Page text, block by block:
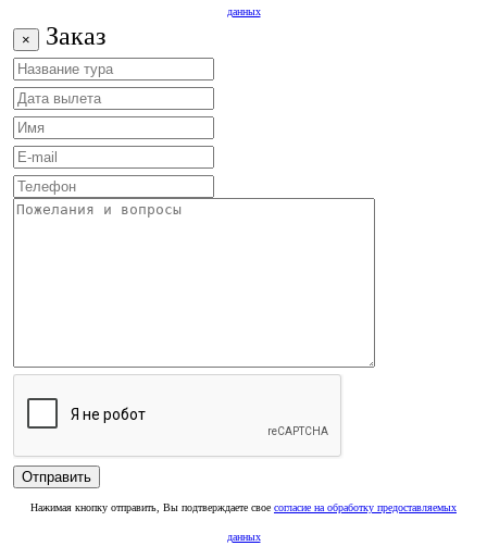
данных
× Заказ
Нажимая кнопку отправить, Вы подтверждаете свое согласие на обработку предоставляемых
данных